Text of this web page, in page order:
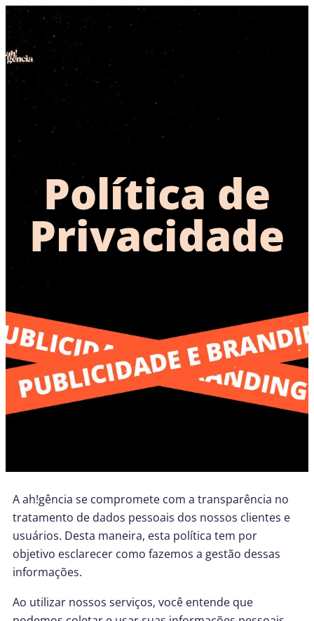
Política de
Privacidade
A ah!gência se compromete com a transparência no
tratamento de dados pessoais dos nossos clientes e
usuários. Desta maneira, esta política tem por
objetivo esclarecer como fazemos a gestão dessas
informações.
Ao utilizar nossos serviços, você entende que